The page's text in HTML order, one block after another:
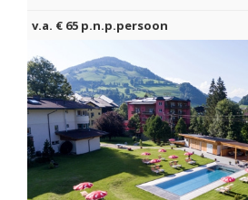
v.a. € 65 p.n.p.persoon